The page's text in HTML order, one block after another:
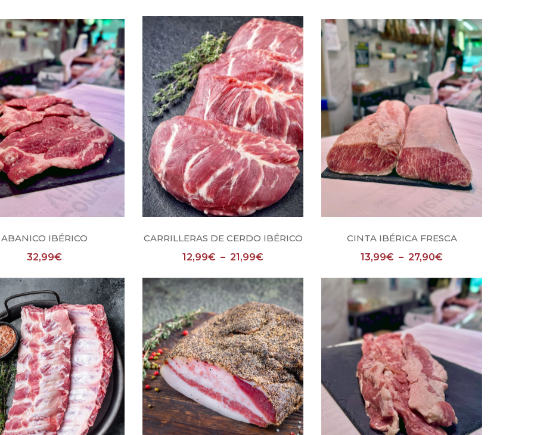
ABANICO IBÉRICO
32,99€
CARRILLERAS DE CERDO IBÉRICO
12,99€ – 21,99€
CINTA IBÉRICA FRESCA
13,99€ – 27,90€